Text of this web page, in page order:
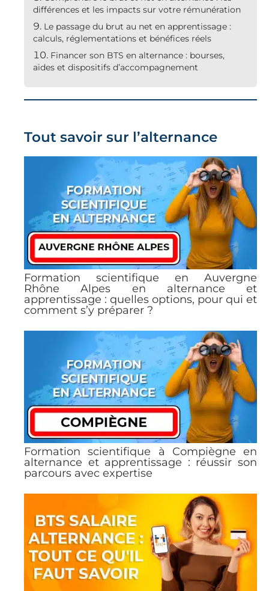
différences et les impacts sur votre rémunération
Le passage du brut au net en apprentissage :
calculs, réglementations et bénéfices réels
Financer son BTS en alternance : bourses,
aides et dispositifs d’accompagnement
Tout savoir sur l’alternance
Formation scientifique en Auvergne
Rhône Alpes en alternance et
apprentissage : quelles options, pour qui et
comment s’y préparer ?
Formation scientifique à Compiègne en
alternance et apprentissage : réussir son
parcours avec expertise